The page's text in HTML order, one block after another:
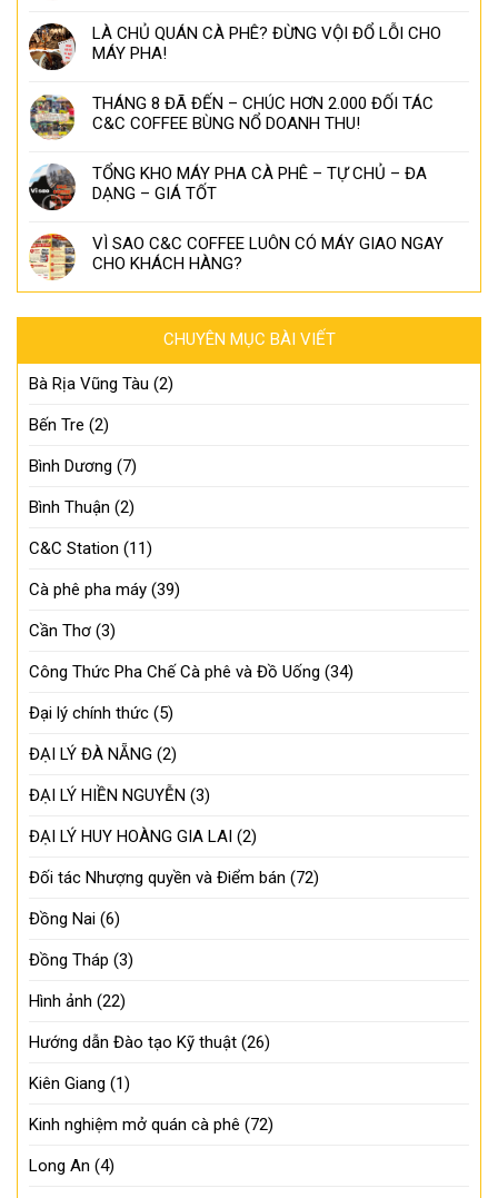
LÀ CHỦ QUÁN CÀ PHÊ? ĐỪNG VỘI ĐỔ LỖI CHO
MÁY PHA!
THÁNG 8 ĐÃ ĐẾN – CHÚC HƠN 2.000 ĐỐI TÁC
C&C COFFEE BÙNG NỔ DOANH THU!
TỔNG KHO MÁY PHA CÀ PHÊ – TỰ CHỦ – ĐA
DẠNG – GIÁ TỐT
VÌ SAO C&C COFFEE LUÔN CÓ MÁY GIAO NGAY
CHO KHÁCH HÀNG?
CHUYÊN MỤC BÀI VIẾT
Bà Rịa Vũng Tàu (2)
Bến Tre (2)
Bình Dương (7)
Bình Thuận (2)
C&C Station (11)
Cà phê pha máy (39)
Cần Thơ (3)
Công Thức Pha Chế Cà phê và Đồ Uống (34)
Đại lý chính thức (5)
ĐẠI LÝ ĐÀ NẴNG (2)
ĐẠI LÝ HIỀN NGUYỄN (3)
ĐẠI LÝ HUY HOÀNG GIA LAI (2)
Đối tác Nhượng quyền và Điểm bán (72)
Đồng Nai (6)
Đồng Tháp (3)
Hình ảnh (22)
Hướng dẫn Đào tạo Kỹ thuật (26)
Kiên Giang (1)
Kinh nghiệm mở quán cà phê (72)
Long An (4)